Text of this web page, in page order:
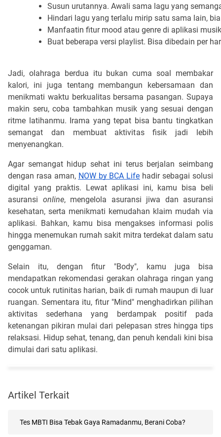
Susun urutannya. Awali sama lagu yang
Hindari lagu yang terlalu mirip satu sama lain,
Manfaatin fitur mood atau genre di aplikasi
Buat beberapa versi playlist. Bisa dibedain per
Jadi, olahraga berdua itu bukan cuma soal membakar
kalori, ini juga tentang membangun kebersamaan dan
menikmati waktu berkualitas bersama pasangan. Supaya
makin seru, coba tambahkan musik yang sesuai dengan
ritme latihanmu. Irama yang tepat bisa bantu tingkatkan
semangat dan membuat aktivitas fisik jadi lebih
menyenangkan.
Agar semangat hidup sehat ini terus berjalan seimbang
dengan rasa aman, NOW by BCA Life hadir sebagai solusi
digital yang praktis. Lewat aplikasi ini, kamu bisa beli
asuransi online, mengelola asuransi jiwa dan asuransi
kesehatan, serta menikmati kemudahan klaim mudah via
aplikasi. Bahkan, kamu bisa mengakses informasi polis
hingga menemukan rumah sakit mitra terdekat dalam satu
genggaman.
Selain itu, dengan fitur "Body", kamu juga bisa
mendapatkan rekomendasi gerakan olahraga ringan yang
cocok untuk rutinitas harian, baik di rumah maupun di luar
ruangan. Sementara itu, fitur "Mind" menghadirkan pilihan
aktivitas sederhana yang berdampak positif pada
ketenangan pikiran mulai dari pelepasan stres hingga tips
relaksasi. Hidup sehat, tenang, dan penuh kendali kini bisa
dimulai dari satu aplikasi.
Artikel Terkait
Tes MBTI Bisa Tebak Gaya Ramadanmu, Berani Coba?